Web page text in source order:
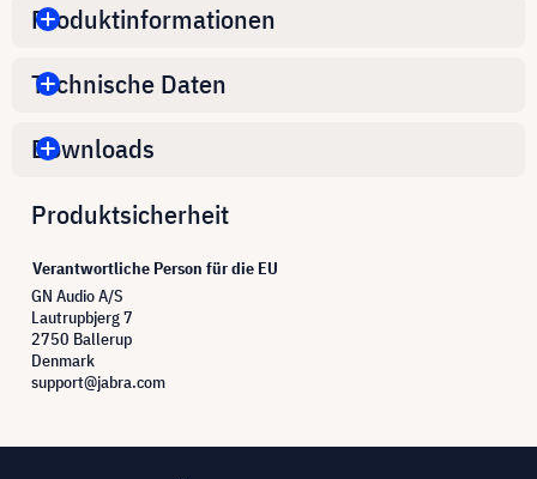
Produktinformationen
Technische Daten
Downloads
Produktsicherheit
Verantwortliche Person für die EU
GN Audio A/S
Lautrupbjerg 7
2750 Ballerup
Denmark
support@jabra.com